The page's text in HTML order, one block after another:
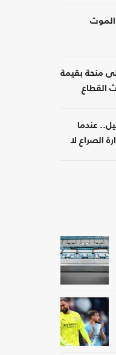
الموت
منحة بقيمة
القطاع
عندما
الصراع لا